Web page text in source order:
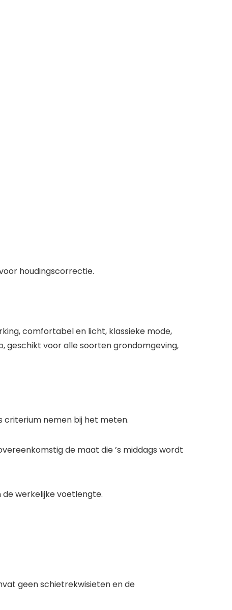
houdingscorrectie.
comfortabel en licht, klassieke mode,
geschikt voor alle soorten grondomgeving,
criterium nemen bij het meten.
de maat die ’s middags wordt
werkelijke voetlengte.
geen schietrekwisieten en de